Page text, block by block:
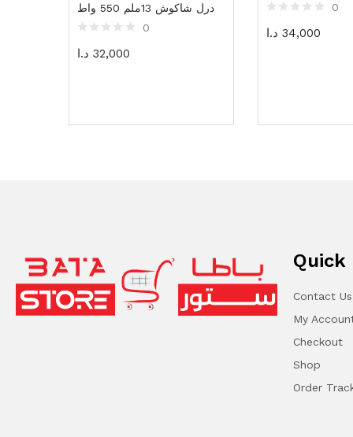
درل شاكوش 13ملم 550 واط
0
32,000 د.ا
0
34,000 د.ا
Quick
Contact Us
My
Checkout
Shop
Order